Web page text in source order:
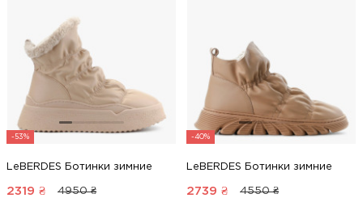
-53%
LeBERDES Ботинки зимние
2319 ₴ 4950 ₴
-40%
LeBERDES Ботинки зимние
2739 ₴ 4550 ₴